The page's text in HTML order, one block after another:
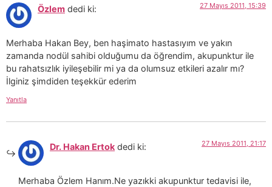
Özlem dedi ki: 27 Mayıs 2011, 15:39
Merhaba Hakan Bey, ben haşimato hastasıyım ve yakın
zamanda nodül sahibi olduğumu da öğrendim, akupunktur ile
bu rahatsızlık iyileşebilir mi ya da olumsuz etkileri azalır mı?
İlginiz şimdiden teşekkür ederim
Yanıtla
Dr. Hakan Ertok dedi ki: 27 Mayıs 2011, 21:17
Merhaba Özlem Hanım.Ne yazıkki akupunktur tedavisi ile,